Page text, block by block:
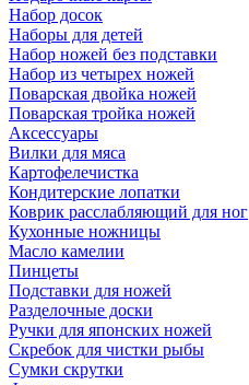
Набор досок
Наборы для детей
Набор ножей без подставки
Набор из четырех ножей
Поварская двойка ножей
Поварская тройка ножей
Аксессуары
Вилки для мяса
Картофелечистка
Кондитерские лопатки
Коврик расслабляющий для ног
Кухонные ножницы
Масло камелии
Пинцеты
Подставки для ножей
Разделочные доски
Ручки для японских ножей
Скребок для чистки рыбы
Сумки скрутки